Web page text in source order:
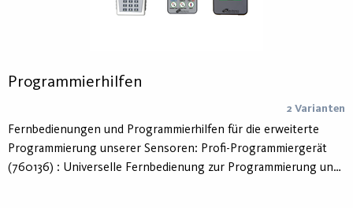
Programmierhilfen
2 Varianten
Fernbedienungen und Programmierhilfen für die erweiterte
Programmierung unserer Sensoren: Profi-Programmiergerät
(760136) : Universelle Fernbedienung zur Programmierung und